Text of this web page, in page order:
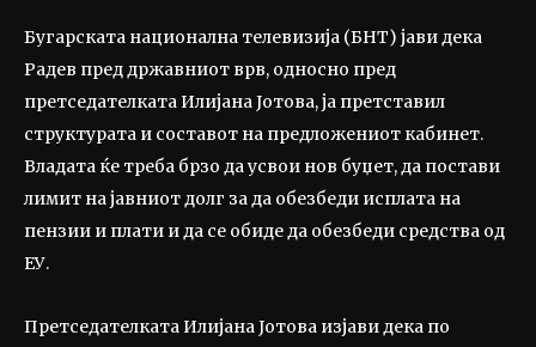
Бугарската национална телевизија (БНТ) јави дека
Радев пред државниот врв, односно пред
претседателката Илијана Јотова, ја претставил
структурата и составот на предложениот кабинет.
Владата ќе треба брзо да усвои нов буџет, да постави
лимит на јавниот долг за да обезбеди исплата на
пензии и плати и да се обиде да обезбеди средства од
ЕУ.
Претседателката Илијана Јотова изјави дека по